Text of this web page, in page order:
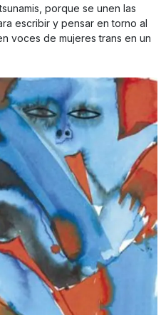
porque se unen las
escribir y pensar en torno al
voces de mujeres trans en un